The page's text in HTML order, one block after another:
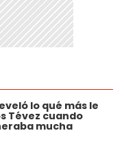
lo qué más le
Tévez cuando
mucha